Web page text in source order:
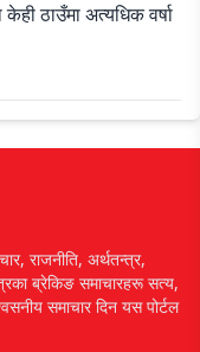
ठाउँमा अत्यधिक वर्षा
राजनीति, अर्थतन्त्र,
ब्रेकिङ समाचारहरू सत्य,
समाचार दिन यस पोर्टल